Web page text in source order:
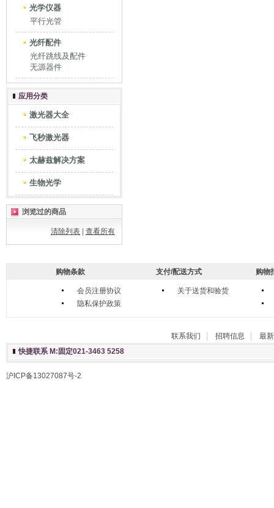
光学仪器
平行光管
光纤配件
光纤跳线及配件
无源器件
应用分类
激光器大全
飞秒激光器
太赫兹解决方案
生物光学
浏览过的商品
清除列表 查看所有
购物条款
会员注册协议
隐私保护政策
支付/配送方式
关于送货和验货
购物
联系我们 招聘信息
最
快捷联系 M:固定021-3463 5258
沪ICP备13027087号-2